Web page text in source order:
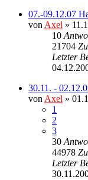
07.-09.12.07
vonAxel »
10
21704
Letzter
30.11. -
vonAxel »
1
2
3
30
44978
Letzter